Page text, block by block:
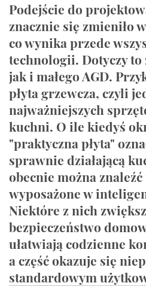
Podejście do
znacznie się zmieniło
co wynika przede
technologii. Dotyczy to
jak i małego AGD.
płyta grzewcza, czyli
najważniejszych
kuchni. O ile kiedyś
"praktyczna płyta"
sprawnie działającą
obecnie można
wyposażone w
Niektóre z nich
bezpieczeństwo
ułatwiają codzienne
a część okazuje się
standardowym